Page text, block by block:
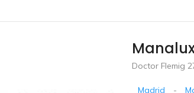
Doctor Flemig
Madrid -